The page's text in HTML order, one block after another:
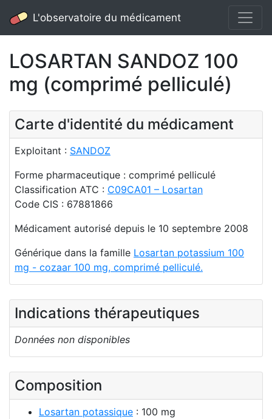
L'observatoire du médicament
LOSARTAN SANDOZ 100
mg (comprimé pelliculé)
Carte d'identité du médicament
Exploitant : SANDOZ
Forme pharmaceutique : comprimé pelliculé
Classification ATC : C09CA01 – Losartan
Code CIS : 67881866
Médicament autorisé depuis le 10 septembre 2008
Générique dans la famille Losartan potassium 100
mg - cozaar 100 mg, comprimé pelliculé.
Indications thérapeutiques
Données non disponibles
Composition
Losartan potassique : 100 mg